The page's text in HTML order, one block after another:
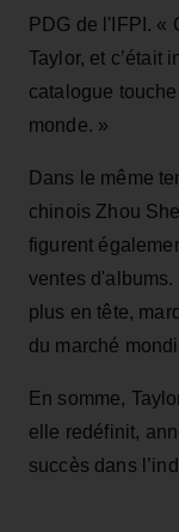
PDG de l'IFPI. «
Taylor, et c’était
catalogue
monde. »
Dans le même
chinois Zhou
figurent
ventes
plus en tête,
du marché
En somme,
elle redéfinit,
succès dans